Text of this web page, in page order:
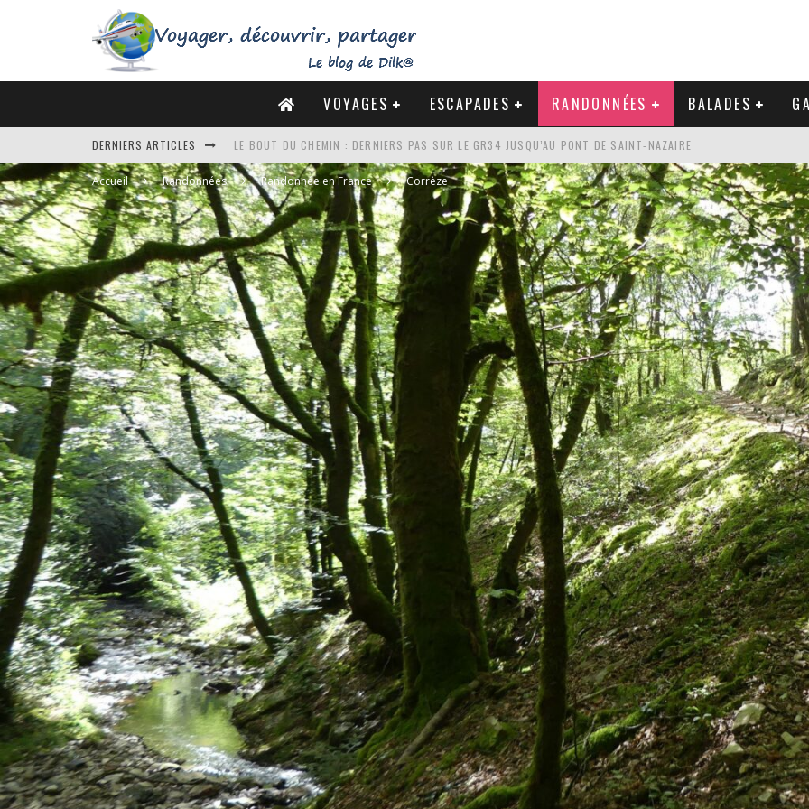
VOYAGES ESCAPADES RANDONNÉES BALADES
DERNIERS ARTICLES
LE BOUT DU CHEMIN : DERNIERS PAS SUR LE GR34 JUSQU’AU PONT DE SAINT-NAZAIRE
DE LA CÔTE SAUVAGE À LA BAIE DE LA BAULE
DES MARAIS SALANTS DE GUÉRANDE À LA CÔTE SAUVAGE DU CROISIC
DU MONT SAINT-MICHEL À SAINT-NAZAIRE : PAS À PAS VERS MES RACINES
Accueil Randonnées Randonnée en France Corrèze